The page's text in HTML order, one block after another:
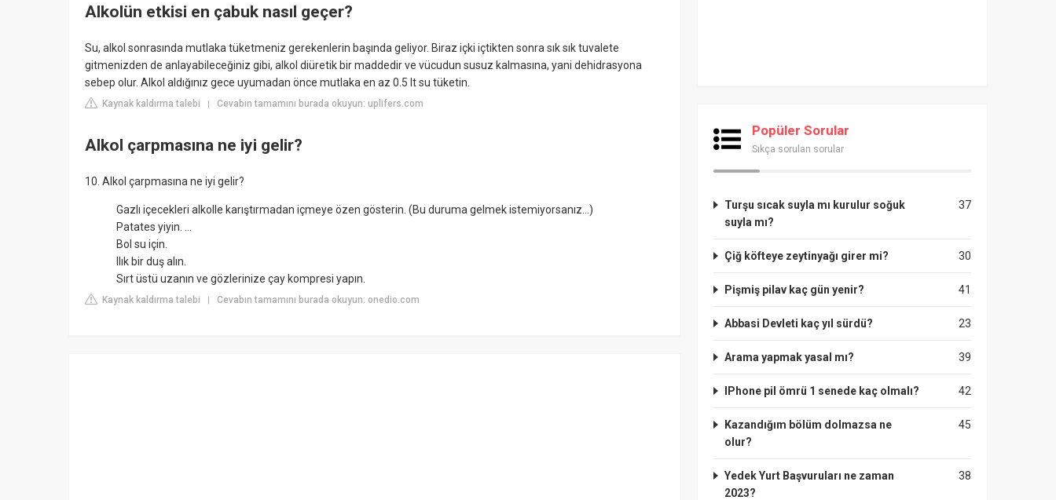
Alkolün etkisi en çabuk nasıl geçer?
Su, alkol sonrasında mutlaka tüketmeniz gerekenlerin başında geliyor. Biraz içki içtikten sonra sık sık tuvalete
gitmenizden de anlayabileceğiniz gibi, alkol diüretik bir maddedir ve vücudun susuz kalmasına, yani dehidrasyona
sebep olur. Alkol aldığınız gece uyumadan önce mutlaka en az 0.5 lt su tüketin.
Kaynak kaldırma talebi | Cevabın tamamını burada okuyun: uplifers.com
Alkol çarpmasına ne iyi gelir?
10. Alkol çarpmasına ne iyi gelir?
Gazlı içecekleri alkolle karıştırmadan içmeye özen gösterin. (Bu duruma gelmek istemiyorsanız...)
Patates yiyin. ...
Bol su için.
Ilık bir duş alın.
Sırt üstü uzanın ve gözlerinize çay kompresi yapın.
Kaynak kaldırma talebi | Cevabın tamamını burada okuyun: onedio.com
Popüler Sorular
Sıkça sorulan sorular
37
Turşu sıcak suyla mı kurulur soğuk
suyla mı?
30
Çiğ köfteye zeytinyağı girer mi?
41
Pişmiş pilav kaç gün yenir?
23
Abbasi Devleti kaç yıl sürdü?
39
Arama yapmak yasal mı?
42
IPhone pil ömrü 1 senede kaç olmalı?
45
Kazandığım bölüm dolmazsa ne
olur?
38
Yedek Yurt Başvuruları ne zaman
2023?